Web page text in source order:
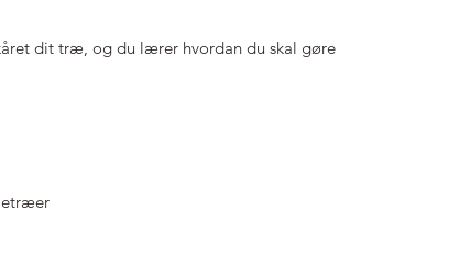
dit træ, og du lærer hvordan du skal gøre